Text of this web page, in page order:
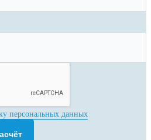
персональных данных